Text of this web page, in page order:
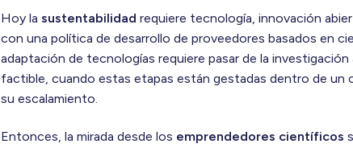
Hoy lasustentabilidad requiere tecnología, innovación
con una política de desarrollo de proveedores basados en
adaptación de tecnologías requiere pasar de la
factible, cuando estas etapas están gestadas dentro de
su escalamiento.
Entonces, la mirada desde los emprendedores científicos